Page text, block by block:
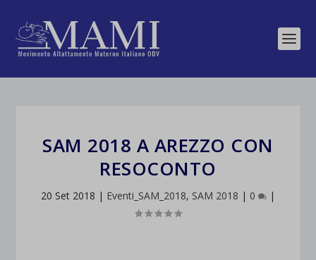
SAM 2018 A AREZZO CON
RESOCONTO
20 Set 2018 | Eventi_SAM_2018, SAM 2018 | 0 |